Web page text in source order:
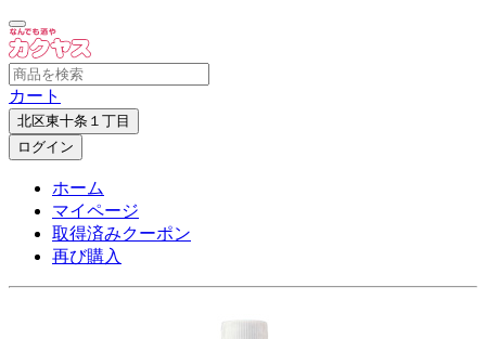
カート
北区東十条１丁目
ログイン
ホーム
マイページ
取得済みクーポン
再び購入